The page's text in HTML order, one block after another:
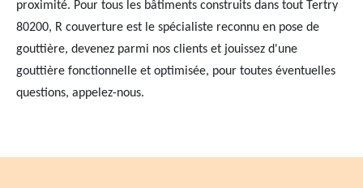
proximité. Pour tous les bâtiments construits dans tout Tertry
80200, R couverture est le spécialiste reconnu en pose de
gouttière, devenez parmi nos clients et jouissez d'une
gouttière fonctionnelle et optimisée, pour toutes éventuelles
questions, appelez-nous.